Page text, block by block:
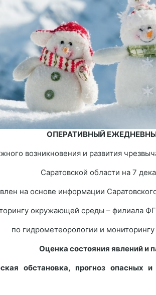
ОПЕРАТИВНЫЙ
возникновения и развития
Саратовской области на 7
на основе информации
окружающей среды – филиала
по гидрометеорологии и
Оценка состояния явлений и
обстановка, прогноз опасных